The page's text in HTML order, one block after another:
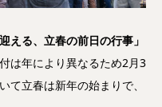
える、立春の前日の行事」
は年により異なるため2月3
て立春は新年の始まりで、